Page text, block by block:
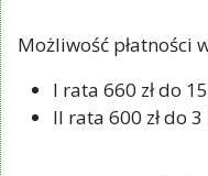
Możliwość płatności
I rata 660 zł do
II rata 600 zł do